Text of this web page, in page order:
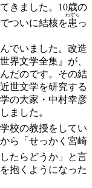
きました。10歳の
ついに結核を患
わずら
っ
でいました。改造
界文学全集』が、
だのです。その結
世文学を研究する
の大家・中村幸彦
ました。
校の教授をしてい
ら「せっかく宮崎
たらどうか」と言
抱くようになった